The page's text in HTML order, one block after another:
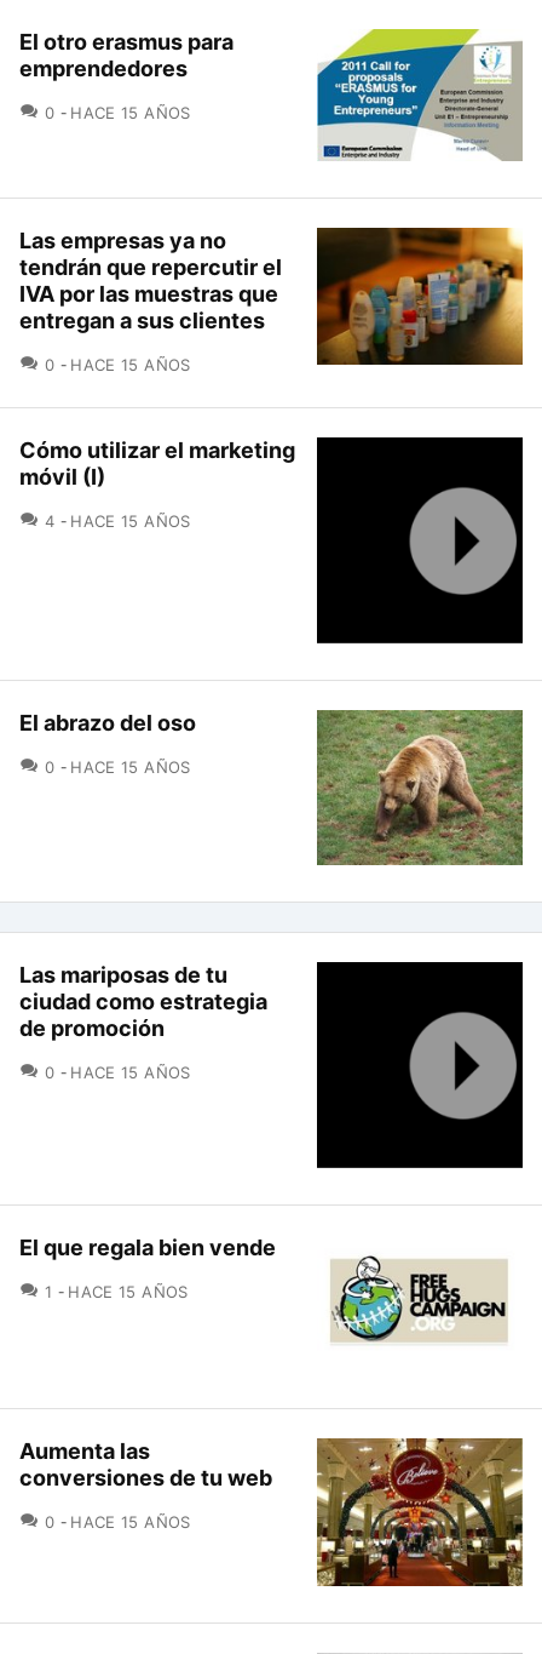
El otro erasmus para
emprendedores
0 COMENTARIOS
HACE 15 AÑOS
Las empresas ya no
tendrán que repercutir el
IVA por las muestras que
entregan a sus clientes
0 COMENTARIOS
HACE 15 AÑOS
Cómo utilizar el marketing
móvil (I)
4 COMENTARIOS
HACE 15 AÑOS
El abrazo del oso
0 COMENTARIOS
HACE 15 AÑOS
Las mariposas de tu
ciudad como estrategia
de promoción
0 COMENTARIOS
HACE 15 AÑOS
El que regala bien vende
1 COMENTARIOS
HACE 15 AÑOS
Aumenta las
conversiones de tu web
0 COMENTARIOS
HACE 15 AÑOS